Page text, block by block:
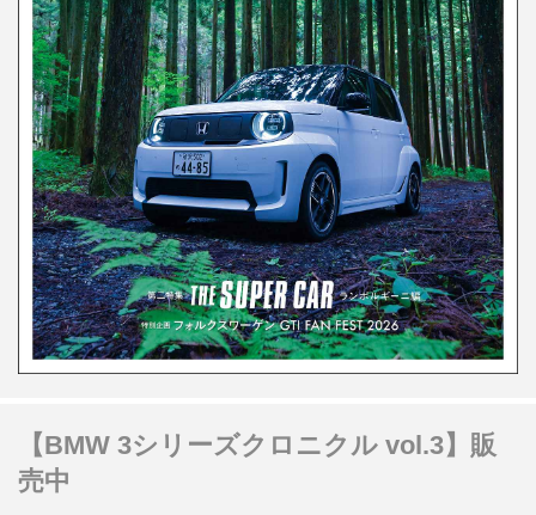
【BMW 3シリーズクロニクル vol.3】販
売中